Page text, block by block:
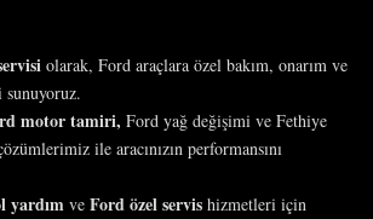
olarak, Ford araçlara özel bakım, onarım ve
sunuyoruz.
motor tamiri, Ford yağ değişimi ve Fethiye
ile aracınızın performansını
yardım ve Ford özel servis hizmetleri için